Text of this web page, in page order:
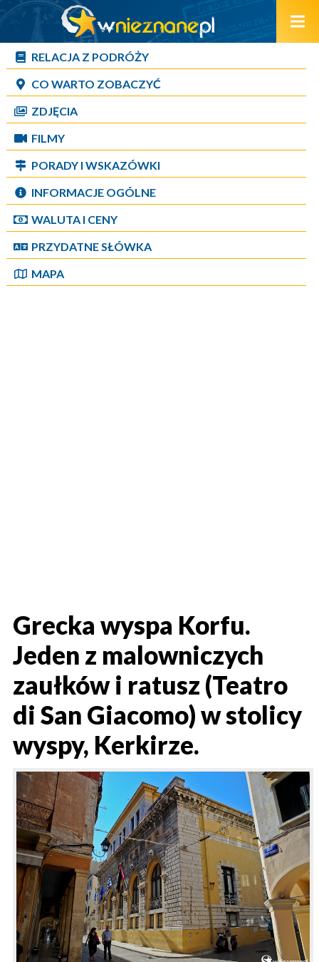
RELACJA Z PODRÓŻY
CO WARTO ZOBACZYĆ
ZDJĘCIA
FILMY
PORADY I WSKAZÓWKI
INFORMACJE OGÓLNE
WALUTA I CENY
PRZYDATNE SŁÓWKA
MAPA
Grecka wyspa Korfu.
Jeden z malowniczych
zaułków i ratusz (Teatro
di San Giacomo) w stolicy
wyspy, Kerkirze.